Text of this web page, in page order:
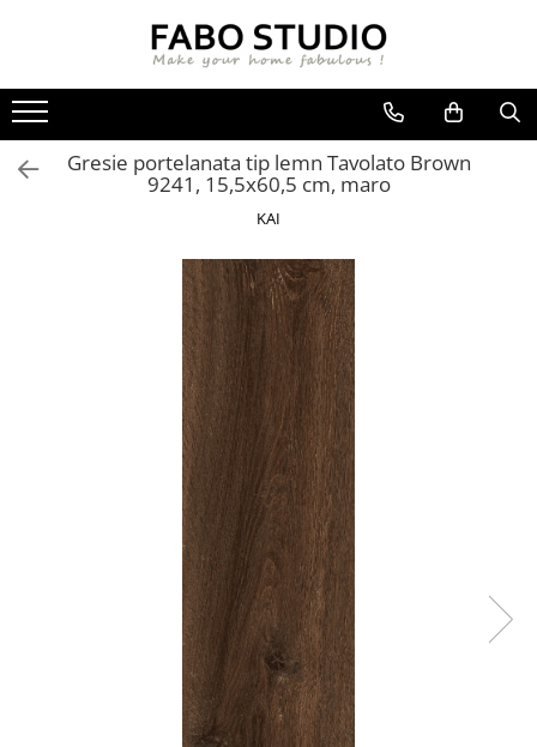
GRESIE INTERIOR
GRESIE EXTERIOR
GRESIE XXL - LASTRE
FAIANTA
PIESE DECORATIVE
CANAPELE
CUIEREGresie portelanata tip lemn Tavolato Brown
9241, 15,5x60,5 cm, maro
KAI